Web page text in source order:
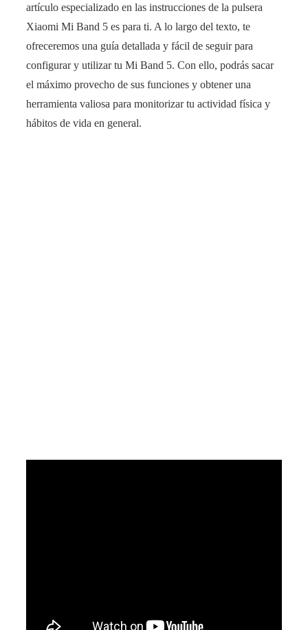
artículo especializado en las instrucciones de la pulsera
Xiaomi Mi Band 5 es para ti. A lo largo del texto, te
ofreceremos una guía detallada y fácil de seguir para
configurar y utilizar tu Mi Band 5. Con ello, podrás sacar
el máximo provecho de sus funciones y obtener una
herramienta valiosa para monitorizar tu actividad física y
hábitos de vida en general.